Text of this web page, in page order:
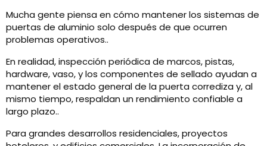
Mucha gente piensa en cómo mantener los sistemas de
puertas de aluminio solo después de que ocurren
problemas operativos..
En realidad, inspección periódica de marcos, pistas,
hardware, vaso, y los componentes de sellado ayudan a
mantener el estado general de la puerta corrediza y, al
mismo tiempo, respaldan un rendimiento confiable a
largo plazo..
Para grandes desarrollos residenciales, proyectos